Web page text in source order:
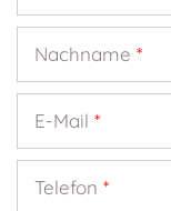
Nachname *
E-Mail *
Telefon *